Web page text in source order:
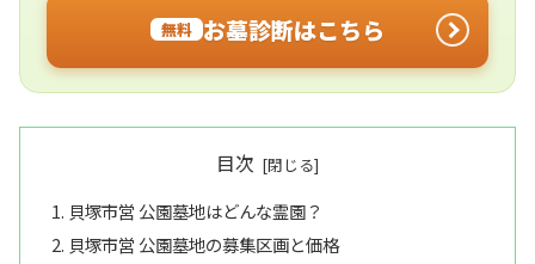
無料 お墓診断はこちら
目次
貝塚市営 公園墓地はどんな霊園？
貝塚市営 公園墓地の募集区画と価格